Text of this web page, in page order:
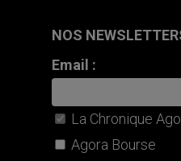
NOS
Email :
La Chronique
Agora Bourse